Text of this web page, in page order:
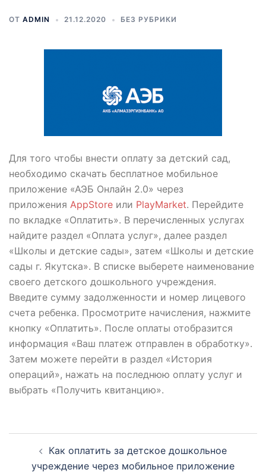
ОТ ADMIN 21.12.2020 БЕЗ РУБРИКИ
Для того чтобы внести оплату за детский сад,
необходимо скачать бесплатное мобильное
приложение «АЭБ Онлайн 2.0» через
приложения AppStore или PlayMarket. Перейдите
по вкладке «Оплатить». В перечисленных услугах
найдите раздел «Оплата услуг», далее раздел
«Школы и детские сады», затем «Школы и детские
сады г. Якутска». В списке выберете наименование
своего детского дошкольного учреждения.
Введите сумму задолженности и номер лицевого
счета ребенка. Просмотрите начисления, нажмите
кнопку «Оплатить». После оплаты отобразится
информация «Ваш платеж отправлен в обработку».
Затем можете перейти в раздел «История
операций», нажать на последнюю оплату услуг и
выбрать «Получить квитанцию».
Как оплатить за детское дошкольное
учреждение через мобильное приложение